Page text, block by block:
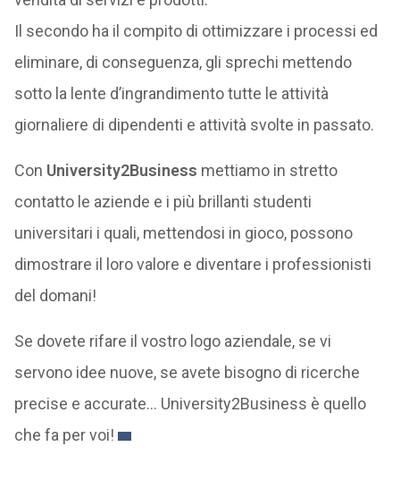
Il secondo ha il compito di ottimizzare i processi ed
eliminare, di conseguenza, gli sprechi mettendo
sotto la lente d’ingrandimento tutte le attività
giornaliere di dipendenti e attività svolte in passato.
Con University2Business mettiamo in stretto
contatto le aziende e i più brillanti studenti
universitari i quali, mettendosi in gioco, possono
dimostrare il loro valore e diventare i professionisti
del domani!
Se dovete rifare il vostro logo aziendale, se vi
servono idee nuove, se avete bisogno di ricerche
precise e accurate… University2Business è quello
che fa per voi!